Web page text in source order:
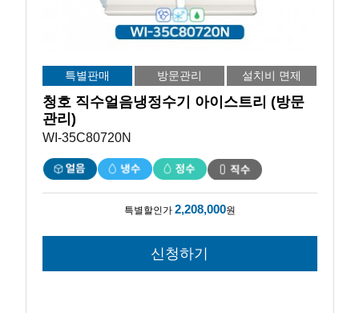
특별판매 방문관리 설치비 면제
청호 직수얼음냉정수기 아이스트리 (방문
관리)
WI-35C80720N
특별할인가 2,208,000원